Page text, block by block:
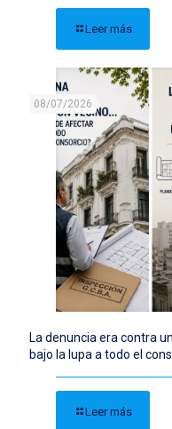
Leer más
08/07/2026
La denuncia era contra
bajo la lupa a todo el
Leer más